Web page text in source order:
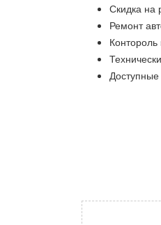
Скидка на
Ремонт
Контороль